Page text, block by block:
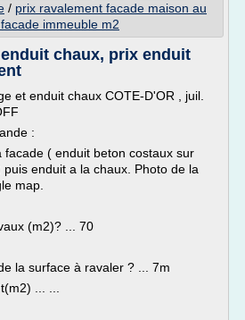
/ prix ravalement facade maison au
immeuble m2
chaux, prix enduit
et enduit chaux COTE-D'OR , juil.
:
facade ( enduit beton costaux sur
enduit a la chaux. Photo de la
map.
(m2)? ... 70
la surface à ravaler ? ... 7m
... ...